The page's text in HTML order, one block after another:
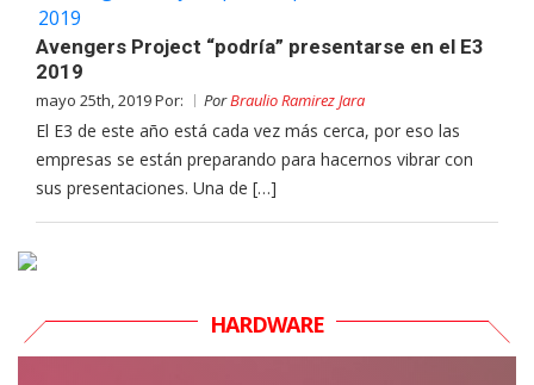
Avengers Project “podría” presentarse en el E3
2019
mayo 25th, 2019 Por: PorBraulio Ramirez Jara
El E3 de este año está cada vez más cerca, por eso las
empresas se están preparando para hacernos vibrar con
sus presentaciones. Una de […]
HARDWARE